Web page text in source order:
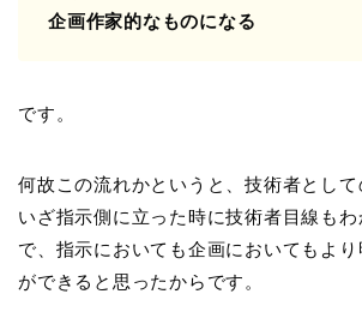
企画作家的なものになる
です。
何故この流れかというと、技術者として
いざ指示側に立った時に技術者目線もわ
で、指示においても企画においてもよ
ができると思ったからです。